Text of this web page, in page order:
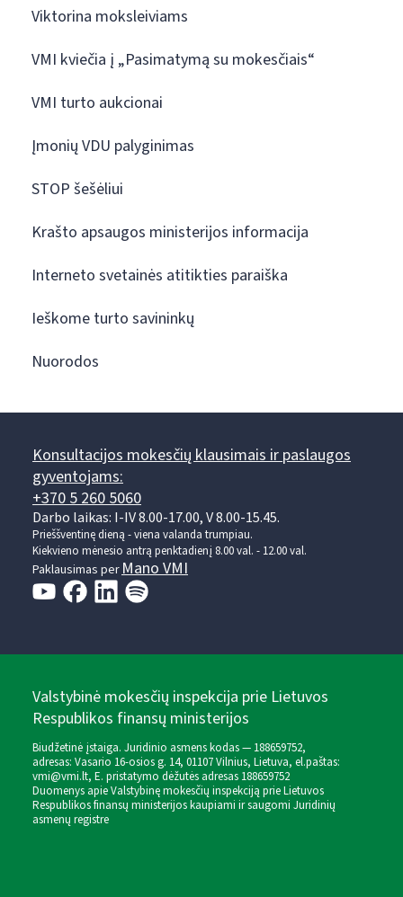
Viktorina moksleiviams
VMI kviečia į „Pasimatymą su mokesčiais“
VMI turto aukcionai
Įmonių VDU palyginimas
STOP šešėliui
Krašto apsaugos ministerijos informacija
Interneto svetainės atitikties paraiška
Ieškome turto savininkų
Nuorodos
Konsultacijos mokesčių klausimais ir paslaugos
gyventojams:
+370 5 260 5060
Darbo laikas: I-IV 8.00-17.00, V 8.00-15.45.
Prieššventinę dieną - viena valanda trumpiau.
Kiekvieno mėnesio antrą penktadienį 8.00 val. - 12.00 val.
Paklausimas per Mano VMI
Valstybinė mokesčių inspekcija prie Lietuvos
Respublikos finansų ministerijos
Biudžetinė įstaiga. Juridinio asmens kodas — 188659752,
adresas: Vasario 16-osios g. 14, 01107 Vilnius, Lietuva, el.paštas:
vmi@vmi.lt, E. pristatymo dėžutės adresas 188659752
Duomenys apie Valstybinę mokesčių inspekciją prie Lietuvos
Respublikos finansų ministerijos kaupiami ir saugomi Juridinių
asmenų registre